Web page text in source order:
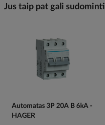
Jus taip pat gali sudominti
Automatas 3P 20A B 6kA -
HAGER